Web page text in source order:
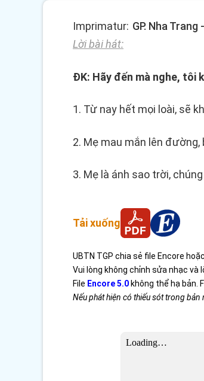
Imprimatur: GP. Nha
Lời bài hát:
ĐK: Hãy đến mà nghe, tôi
1. Từ nay hết mọi loài, sẽ
2. Mẹ mau mắn lên
3. Mẹ là ánh sao trời,
Tải xuống
UBTN TGP chia sẻ file Encore
Vui lòng không chỉnh sửa nhạc và
File Encore 5.0 không thể hạ bản.
Nếu phát hiện có thiếu sót trong